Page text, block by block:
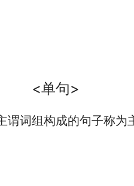
<单句>
谓词组构成的句子称为